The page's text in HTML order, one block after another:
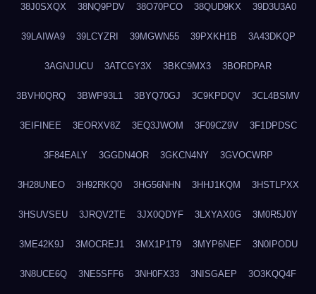
38J0SXQX 38NQ9PDV 38O70PCO 38QUD9KX 39D3U3A0
39LAIWA9 39LCYZRI 39MGWN55 39PXKH1B 3A43DKQP
3AGNJUCU 3ATCGY3X 3BKC9MX3 3BORDPAR
3BVH0QRQ 3BWP93L1 3BYQ70GJ 3C9KPDQV 3CL4BSMV
3EIFINEE 3EORXV8Z 3EQ3JWOM 3F09CZ9V 3F1DPDSC
3F84EALY 3GGDN4OR 3GKCN4NY 3GVOCWRP
3H28UNEO 3H92RKQ0 3HG56NHN 3HHJ1KQM 3HSTLPXX
3HSUVSEU 3JRQV2TE 3JX0QDYF 3LXYAX0G 3M0R5J0Y
3ME42K9J 3MOCREJ1 3MX1P1T9 3MYP6NEF 3N0IPODU
3N8UCE6Q 3NE5SFF6 3NH0FX33 3NISGAEP 3O3KQQ4F